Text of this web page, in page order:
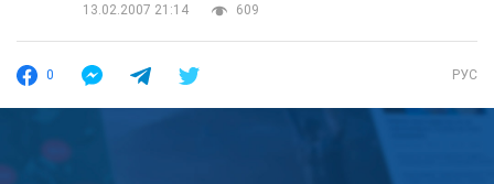
13.02.2007 21:14
609
0 РУС